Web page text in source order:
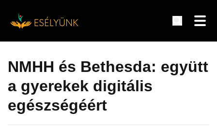
tartalomra
NMHH és Bethesda: együtt
a gyerekek digitális
egészségéért